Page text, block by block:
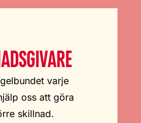
varje
oss att göra
skillnad.